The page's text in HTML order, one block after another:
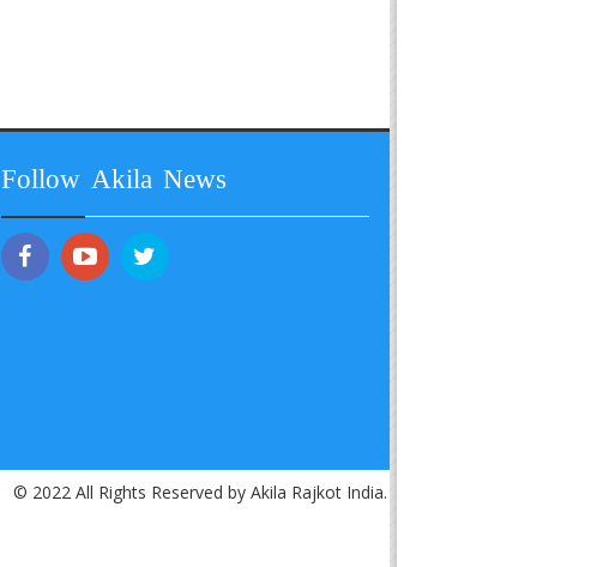
Follow Akila News
© 2022 All Rights Reserved by Akila Rajkot India.